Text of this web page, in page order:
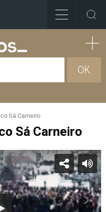
OK
Sá Carneiro
Sá Carneiro